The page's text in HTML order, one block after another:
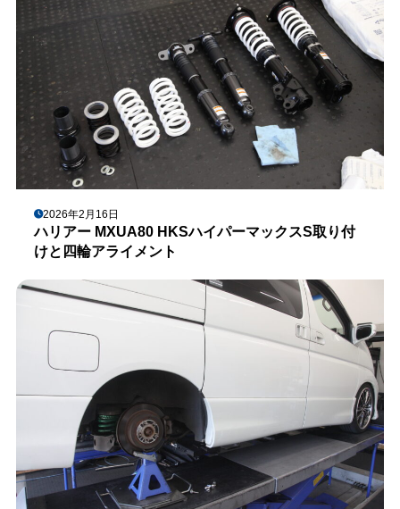
2026年2月16日
ハリアー MXUA80 HKSハイパーマックスS取り付
けと四輪アライメント